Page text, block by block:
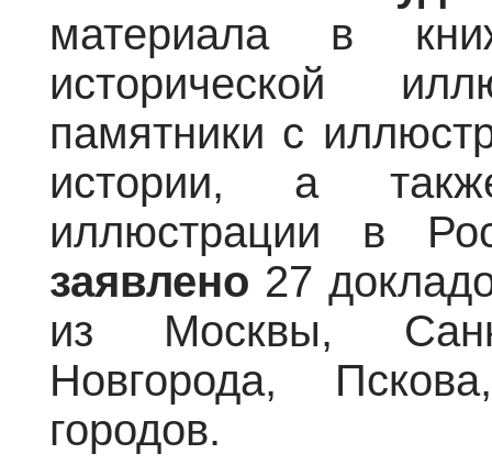
материала в
исторической
памятники с
истории, а
иллюстрации в
заявлено 27
из Москвы,
Новгорода,
городов.